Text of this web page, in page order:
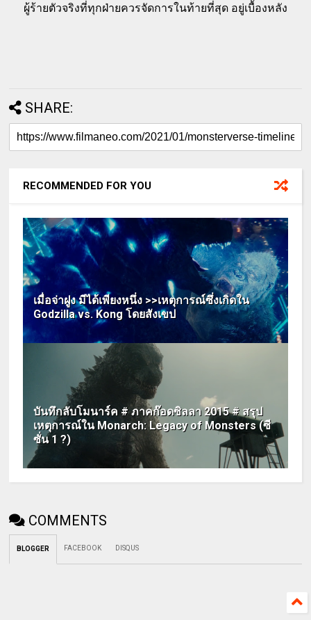
ผู้ร้ายตัวจริงที่ทุกฝ่ายควรจัดการในท้ายที่สุด อยู่เบื้องหลัง
SHARE:
RECOMMENDED FOR YOU
เมื่อจ่าฝูง มีได้เพียงหนึ่ง >>เหตุการณ์ซึ่งเกิดใน
Godzilla vs. Kong โดยสังเขป
บันทึกลับโมนาร์ค # ภาคก๊อดซิลลา 2015 # สรุป
เหตุการณ์ใน Monarch: Legacy of Monsters (ซี
ซั่น 1 ?)
COMMENTS
BLOGGER FACEBOOK DISQUS